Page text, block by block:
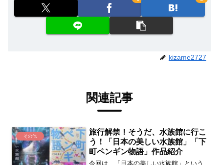
kizame2727
関連記事
その他
旅行解禁！そうだ、水族館に行こ
う！「日本の美しい水族館」「下
町ペンギン物語」作品紹介
今回は、「日本の美しい水族館」という